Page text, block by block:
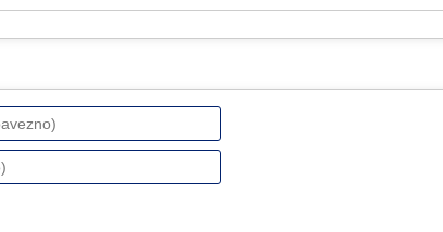
Ime
ili
nadimak
Email
(nije